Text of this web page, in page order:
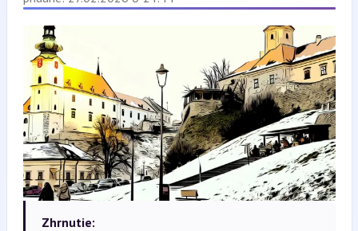
Zhrnutie: